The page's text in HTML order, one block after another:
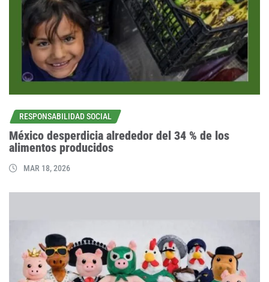
RESPONSABILIDAD SOCIAL
México desperdicia alrededor del 34 % de los
alimentos producidos
MAR 18, 2026